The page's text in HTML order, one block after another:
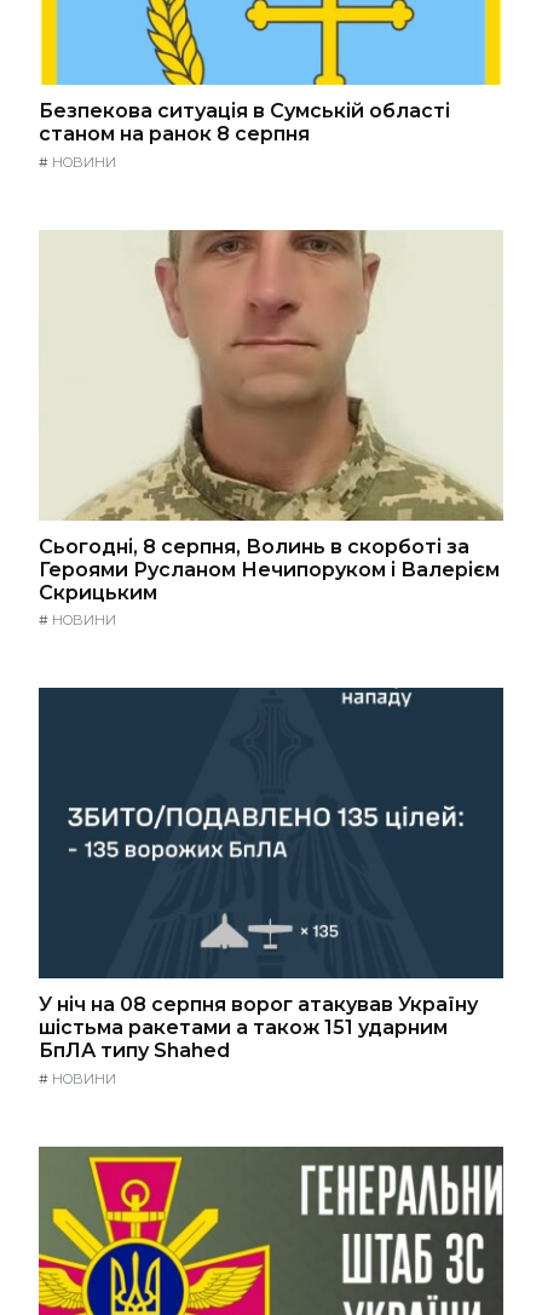
Безпекова ситуація в Сумській області
станом на ранок 8 серпня
# НОВИНИ
Сьогодні, 8 серпня, Волинь в скорботі за
Героями Русланом Нечипоруком і Валерієм
Скрицьким
# НОВИНИ
У ніч на 08 серпня ворог атакував Україну
шістьма ракетами а також 151 ударним
БпЛА типу Shahed
# НОВИНИ